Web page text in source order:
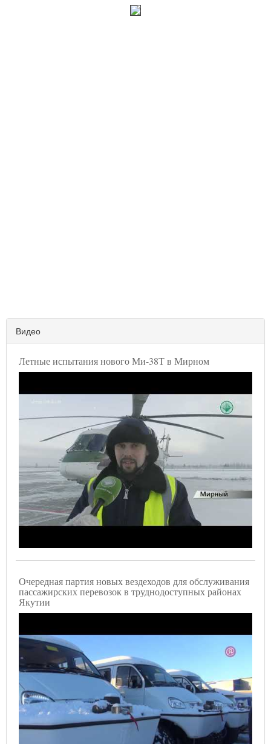
Видео
Летные испытания нового Ми-38Т в Мирном
Очередная партия новых вездеходов для обслуживания
пассажирских перевозок в труднодоступных районах
Якутии